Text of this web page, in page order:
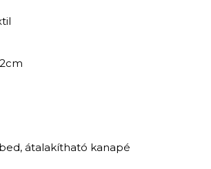
, átalakítható kanapé